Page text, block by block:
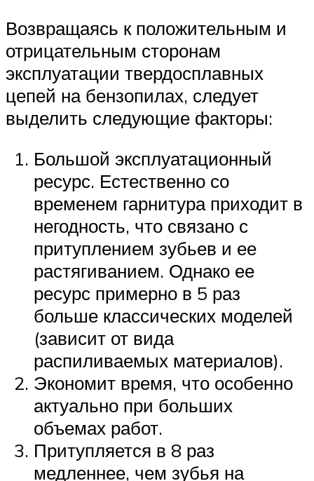
Возвращаясь к положительным и
отрицательным сторонам
эксплуатации твердосплавных
цепей на бензопилах, следует
выделить следующие факторы:
Большой эксплуатационный
ресурс. Естественно со
временем гарнитура приходит в
негодность, что связано с
притуплением зубьев и ее
растягиванием. Однако ее
ресурс примерно в 5 раз
больше классических моделей
(зависит от вида
распиливаемых материалов).
Экономит время, что особенно
актуально при больших
объемах работ.
Притупляется в 8 раз
медленнее, чем зубья на